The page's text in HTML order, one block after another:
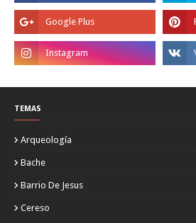
TEMAS
Arqueología
Bache
Barrio De Jesus
Cereso